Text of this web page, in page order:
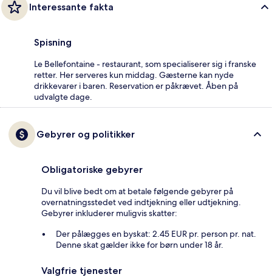
Interessante fakta
Spisning
Le Bellefontaine - restaurant, som specialiserer sig i franske
retter. Her serveres kun middag. Gæsterne kan nyde
drikkevarer i baren. Reservation er påkrævet. Åben på
udvalgte dage.
Gebyrer og politikker
Obligatoriske gebyrer
Du vil blive bedt om at betale følgende gebyrer på
overnatningsstedet ved indtjekning eller udtjekning.
Gebyrer inkluderer muligvis skatter:
Der pålægges en byskat: 2.45 EUR pr. person pr. nat.
Denne skat gælder ikke for børn under 18 år.
Valgfrie tjenester